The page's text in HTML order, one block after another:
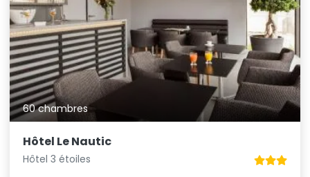
60 chambres
Hôtel Le Nautic
Hôtel 3 étoiles